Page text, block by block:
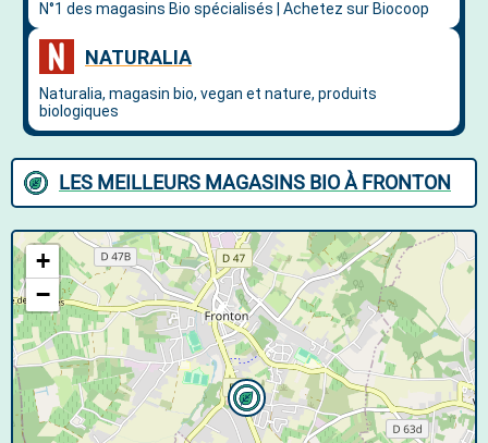
LES MEILLEURS MAGASINS BIO À FRONTON
+
−